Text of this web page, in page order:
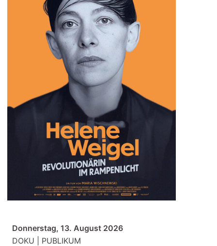
Donnerstag, 13. August 2026
DOKU | PUBLIKUM